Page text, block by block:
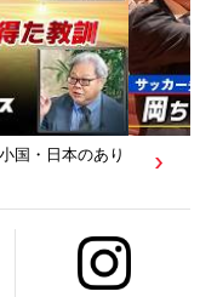
”で語ったこと
ズニュース